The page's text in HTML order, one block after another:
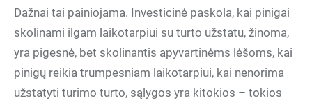
Dažnai tai painiojama. Investicinė paskola, kai pinigai
skolinami ilgam laikotarpiui su turto užstatu, žinoma,
yra pigesnė, bet skolinantis apyvartinėms lėšoms, kai
pinigų reikia trumpesniam laikotarpiui, kai nenorima
užstatyti turimo turto, sąlygos yra kitokios – tokios